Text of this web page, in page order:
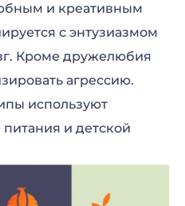
и креативным
с энтузиазмом
Кроме дружелюбия
агрессию.
используют
и детской